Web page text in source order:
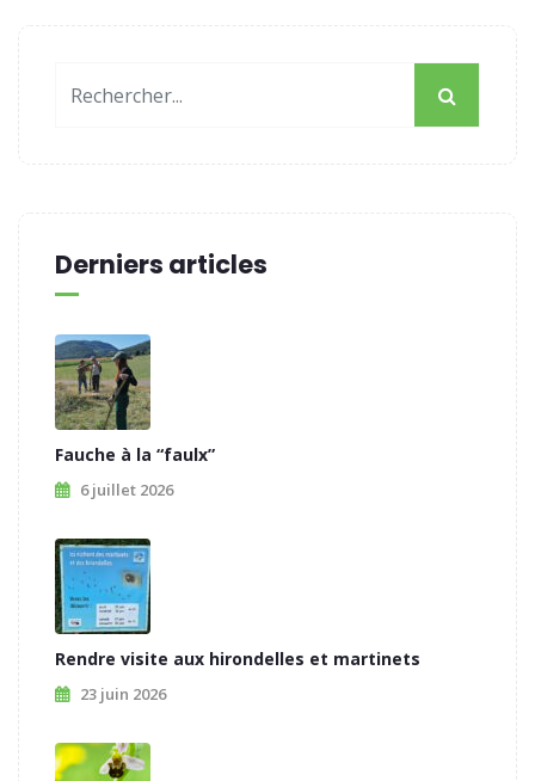
Derniers articles
Fauche à la “faulx”
6 juillet 2026
Rendre visite aux hirondelles et martinets
23 juin 2026